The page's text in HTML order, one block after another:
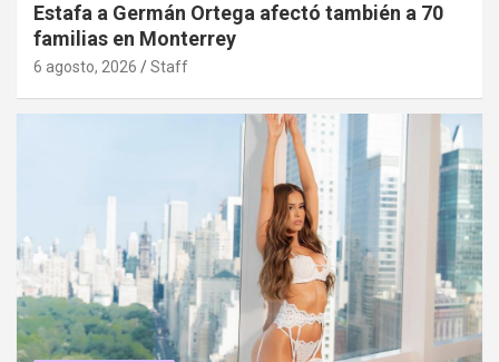
Estafa a Germán Ortega afectó también a 70
familias en Monterrey
6 agosto, 2026 Staff